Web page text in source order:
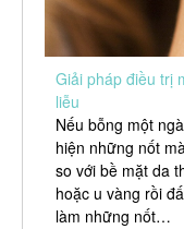
Giải pháp điều trị
liễu
Nếu bỗng một
hiện những nốt
so với bề mặt da
hoặc u vàng rồi
làm những nốt…